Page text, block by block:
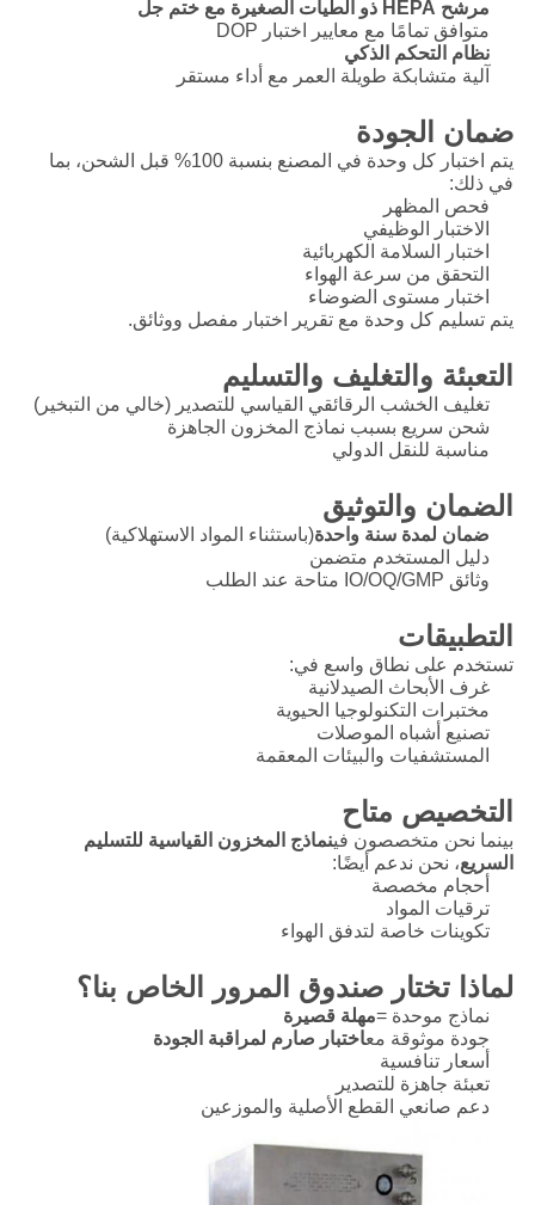
مرشح HEPA ذو الطيات الصغيرة مع ختم جل
متوافق تمامًا مع معايير اختبار DOP
نظام التحكم الذكي
آلية متشابكة طويلة العمر مع أداء مستقر
ضمان الجودة
يتم اختبار كل وحدة في المصنع بنسبة 100% قبل الشحن، بما
في ذلك:
فحص المظهر
الاختبار الوظيفي
اختبار السلامة الكهربائية
التحقق من سرعة الهواء
اختبار مستوى الضوضاء
يتم تسليم كل وحدة مع تقرير اختبار مفصل ووثائق.
التعبئة والتغليف والتسليم
تغليف الخشب الرقائقي القياسي للتصدير (خالي من التبخير)
شحن سريع بسبب نماذج المخزون الجاهزة
مناسبة للنقل الدولي
الضمان والتوثيق
ضمان لمدة سنة واحدة(باستثناء المواد الاستهلاكية)
دليل المستخدم متضمن
وثائق IO/OQ/GMP متاحة عند الطلب
التطبيقات
تستخدم على نطاق واسع في:
غرف الأبحاث الصيدلانية
مختبرات التكنولوجيا الحيوية
تصنيع أشباه الموصلات
المستشفيات والبيئات المعقمة
التخصيص متاح
بينما نحن متخصصون فينماذج المخزون القياسية للتسليم
السريع، نحن ندعم أيضًا:
أحجام مخصصة
ترقيات المواد
تكوينات خاصة لتدفق الهواء
لماذا تختار صندوق المرور الخاص بنا؟
نماذج موحدة =مهلة قصيرة
جودة موثوقة معاختبار صارم لمراقبة الجودة
أسعار تنافسية
تعبئة جاهزة للتصدير
دعم صانعي القطع الأصلية والموزعين